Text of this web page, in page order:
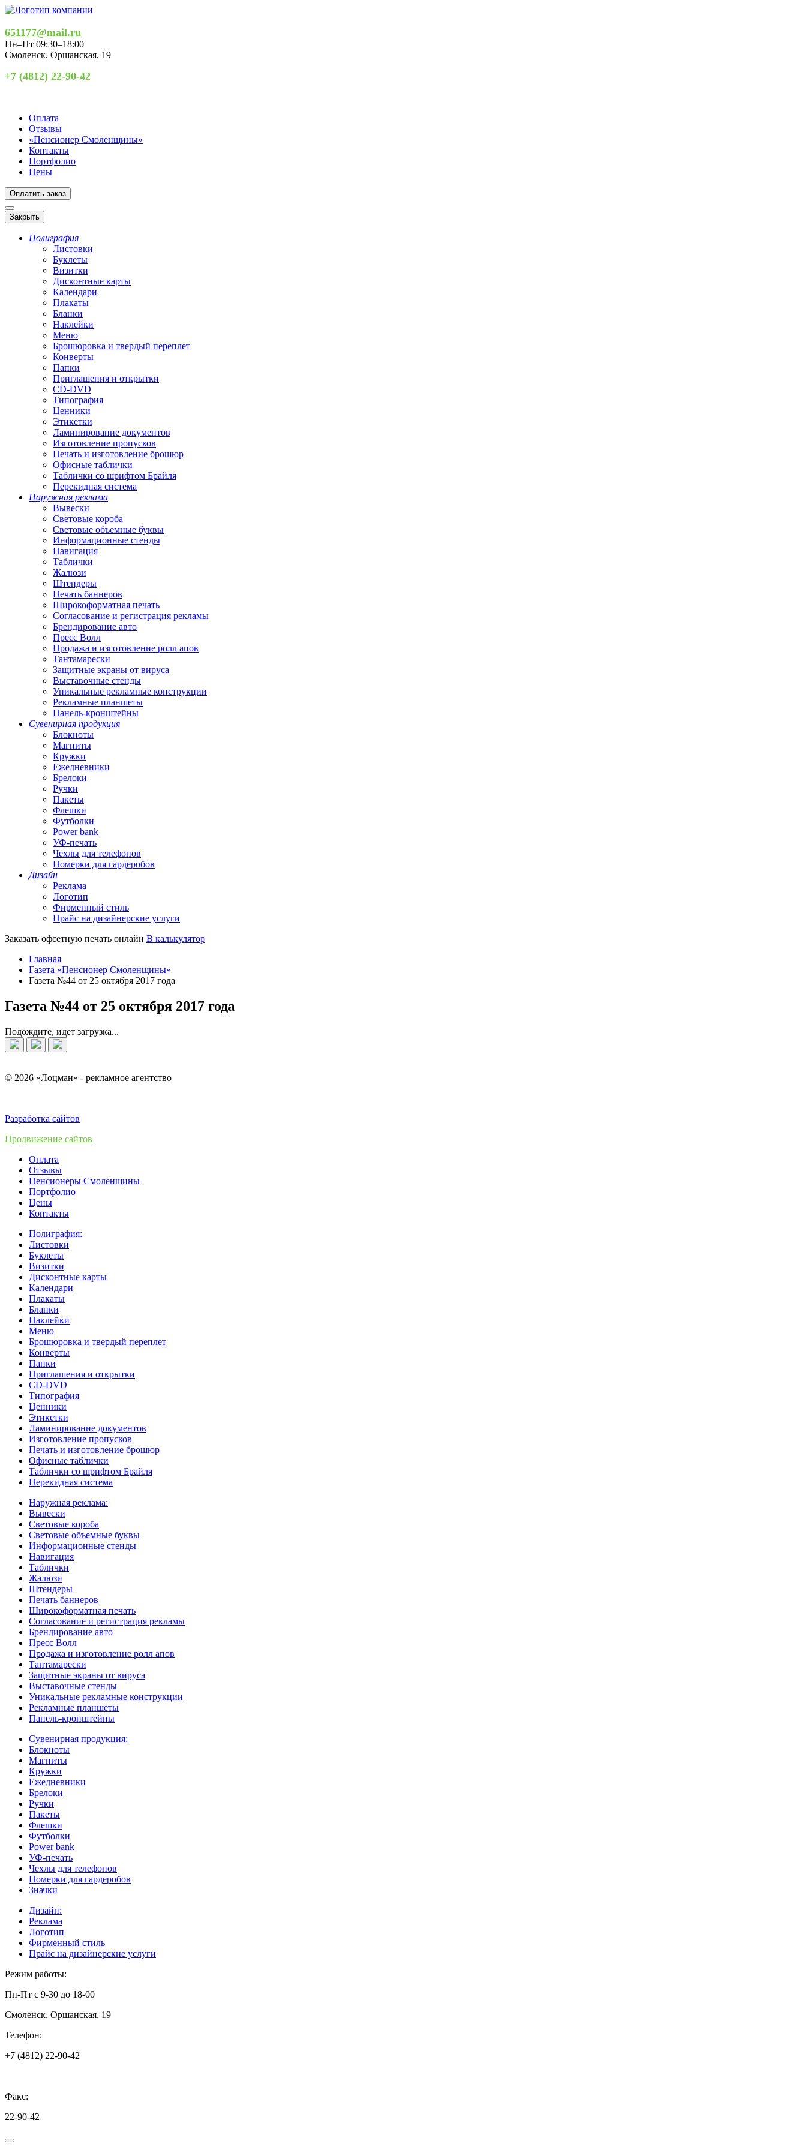
651177@mail.ru
Пн–Пт 09:30–18:00
Смоленск, Оршанская, 19
+7 (4812) 22-90-42
Оплата
Отзывы
«Пенсионер Смоленщины»
Контакты
Портфолио
Цены
Оплатить заказ
Закрыть
Полиграфия
Листовки
Буклеты
Визитки
Дисконтные карты
Календари
Плакаты
Бланки
Наклейки
Меню
Брошюровка и твердый переплет
Конверты
Папки
Приглашения и открытки
CD-DVD
Типография
Ценники
Этикетки
Ламинирование документов
Изготовление пропусков
Печать и изготовление брошюр
Офисные таблички
Таблички со шрифтом Брайля
Перекидная система
Наружная реклама
Вывески
Световые короба
Световые объемные буквы
Информационные стенды
Навигация
Таблички
Жалюзи
Штендеры
Печать баннеров
Широкоформатная печать
Согласование и регистрация рекламы
Брендирование авто
Пресс Волл
Продажа и изготовление ролл апов
Тантамарески
Защитные экраны от вируса
Выставочные стенды
Уникальные рекламные конструкции
Рекламные планшеты
Панель-кронштейны
Сувенирная продукция
Блокноты
Магниты
Кружки
Ежедневники
Брелоки
Ручки
Пакеты
Флешки
Футболки
Power bank
УФ-печать
Чехлы для телефонов
Номерки для гардеробов
Дизайн
Реклама
Логотип
Фирменный стиль
Прайс на дизайнерские услуги
Заказать офсетную печать онлайн В калькулятор
Главная
Газета «Пенсионер Смоленщины»
Газета №44 от 25 октября 2017 года
Газета №44 от 25 октября 2017 года
Подождите, идет загрузка...
© 2026 «Лоцман» - рекламное агентство
Разработка сайтов
Продвижение сайтов
Оплата
Отзывы
Пенсионеры Смоленщины
Портфолио
Цены
Контакты
Полиграфия:
Листовки
Буклеты
Визитки
Дисконтные карты
Календари
Плакаты
Бланки
Наклейки
Меню
Брошюровка и твердый переплет
Конверты
Папки
Приглашения и открытки
CD-DVD
Типография
Ценники
Этикетки
Ламинирование документов
Изготовление пропусков
Печать и изготовление брошюр
Офисные таблички
Таблички со шрифтом Брайля
Перекидная система
Наружная реклама:
Вывески
Световые короба
Световые объемные буквы
Информационные стенды
Навигация
Таблички
Жалюзи
Штендеры
Печать баннеров
Широкоформатная печать
Согласование и регистрация рекламы
Брендирование авто
Пресс Волл
Продажа и изготовление ролл апов
Тантамарески
Защитные экраны от вируса
Выставочные стенды
Уникальные рекламные конструкции
Рекламные планшеты
Панель-кронштейны
Сувенирная продукция:
Блокноты
Магниты
Кружки
Ежедневники
Брелоки
Ручки
Пакеты
Флешки
Футболки
Power bank
УФ-печать
Чехлы для телефонов
Номерки для гардеробов
Значки
Дизайн:
Реклама
Логотип
Фирменный стиль
Прайс на дизайнерские услуги
Режим работы:
Пн-Пт с 9-30 до 18-00
Смоленск, Оршанская, 19
Телефон:
+7 (4812) 22-90-42
Факс:
22-90-42